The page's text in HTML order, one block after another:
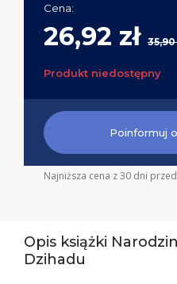
Cena:
26,92 zł 35,90
Produkt niedostępny
Poinformuj
Najniższa cena z 30 dni
Opis książki
Dzihadu